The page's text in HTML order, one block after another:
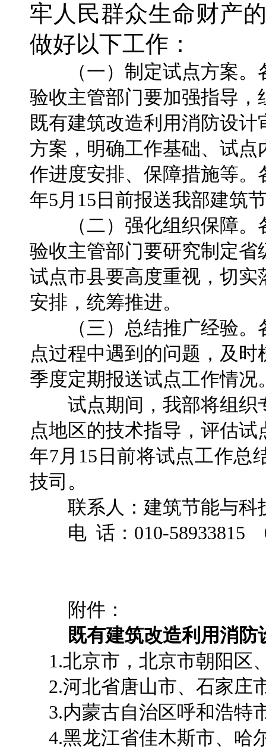
牢人民群众生命财产
做好以下工作：
（一）制定试点方案。
验收主管部门要加强指导
既有建筑改造利用消防设
方案，明确工作基础、试
作进度安排、保障措施等。
年5月15日前报送我部建筑
（二）强化组织保障。
验收主管部门要研究制定
试点市县要高度重视，切
安排，统筹推进。
（三）总结推广经验。
点过程中遇到的问题，及
季度定期报送试点工作情况
试点期间，我部将组织
点地区的技术指导，评估
年7月15日前将试点工作总
技司。
联系人：建筑节能与科
电 话：010-58933815
附件：
既有建筑改造利用消
1.北京市，北京市朝阳区
2.河北省唐山市、石家庄
3.内蒙古自治区呼和浩特
4.黑龙江省佳木斯市、哈